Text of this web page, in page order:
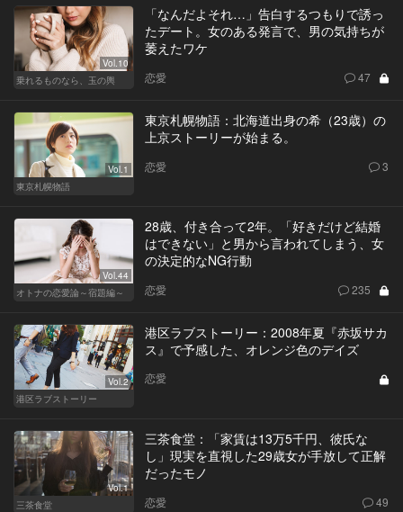
Vol.10
乗れるものなら、玉の輿
「なんだよそれ…」告白するつもりで誘っ
たデート。女のある発言で、男の気持ちが
萎えたワケ
恋愛 47
Vol.1
東京札幌物語
東京札幌物語：北海道出身の希（23歳）の
上京ストーリーが始まる。
恋愛 3
Vol.44
オトナの恋愛論～宿題編～
28歳、付き合って2年。「好きだけど結婚
はできない」と男から言われてしまう、女
の決定的なNG行動
恋愛 235
Vol.2
港区ラブストーリー
港区ラブストーリー：2008年夏『赤坂サカ
ス』で予感した、オレンジ色のデイズ
恋愛
Vol.1
三茶食堂
三茶食堂：「家賃は13万5千円、彼氏な
し」現実を直視した29歳女が手放して正解
だったモノ
恋愛 49